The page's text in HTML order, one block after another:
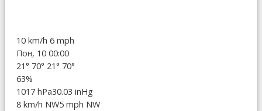
10 km/h 6 mph
Пон, 10 00:00
21° 70° 21° 70°
63%
1017 hPa30.03 inHg
8 km/h NW5 mph NW